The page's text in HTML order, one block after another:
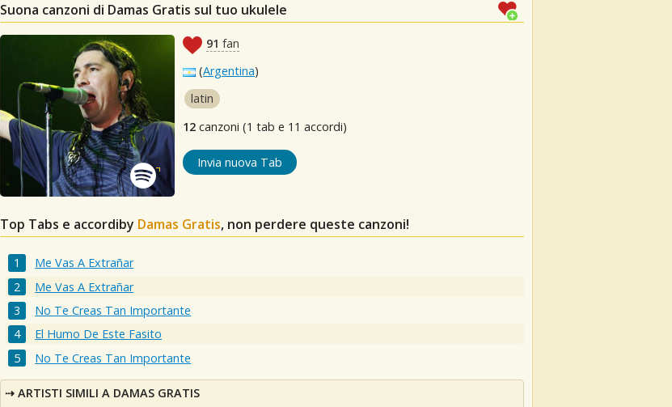
Suona canzoni di Damas Gratis sul tuo ukulele
91 fan
(Argentina)
latin
12 canzoni (1 tab e 11 accordi)
Invia nuova Tab
Top Tabs e accordiby Damas Gratis, non perdere queste canzoni!
Me Vas A Extrañar
Me Vas A Extrañar
No Te Creas Tan Importante
El Humo De Este Fasito
No Te Creas Tan Importante
ARTISTI SIMILI A DAMAS GRATIS